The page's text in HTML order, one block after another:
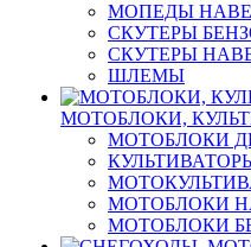
МОПЕДЫ
СКУТЕРЫ
СКУТЕРЫ
ШЛЕМЫ
МОТОБЛОКИ,
МОТОБЛОКИ
МОТОБЛОКИ
МОТОБЛОКИ